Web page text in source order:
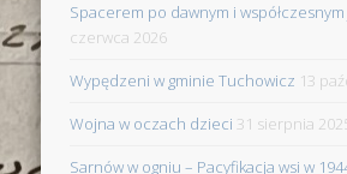
Spacerem po dawnym i współczesnym
czerwca 2026
Wypędzeni w gminie Tuchowicz 13
Wojna w oczach dzieci 31 sierpnia
Sarnów w ogniu – Pacyfikacja wsi w